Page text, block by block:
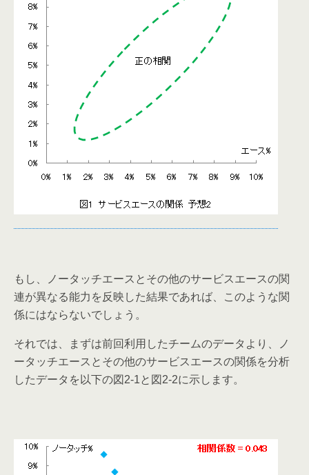
もし、ノータッチエースとその他のサービスエースの関
連が異なる能力を反映した結果であれば、このような関
係にはならないでしょう。
それでは、まずは前回利用したチームのデータより、ノ
ータッチエースとその他のサービスエースの関係を分析
したデータを以下の図2-1と図2-2に示します。